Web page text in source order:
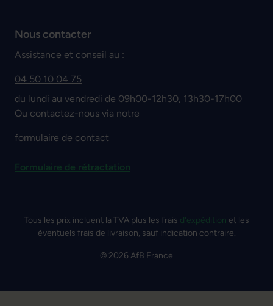
Nous contacter
Assistance et conseil au :
04 50 10 04 75
du lundi au vendredi de 09h00-12h30, 13h30-17h00
Ou contactez-nous via notre
formulaire de contact
Formulaire de rétractation
Tous les prix incluent la TVA plus les frais d'expédition et les
éventuels frais de livraison, sauf indication contraire.
© 2026 AfB France